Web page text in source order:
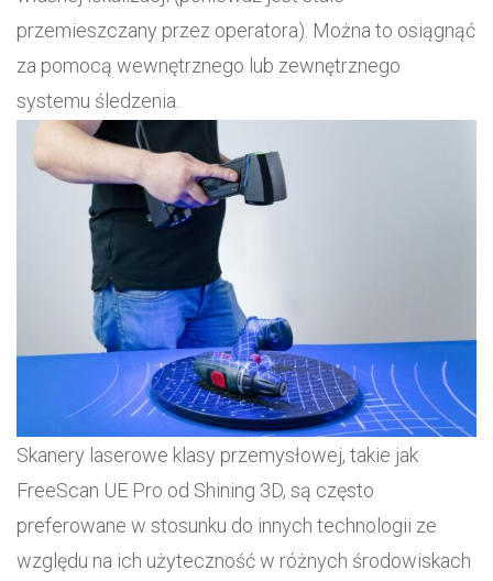
przemieszczany przez operatora). Można to osiągnąć
za pomocą wewnętrznego lub zewnętrznego
systemu śledzenia.
Skanery laserowe klasy przemysłowej, takie jak
FreeScan UE Pro od Shining 3D, są często
preferowane w stosunku do innych technologii ze
względu na ich użyteczność w różnych środowiskach